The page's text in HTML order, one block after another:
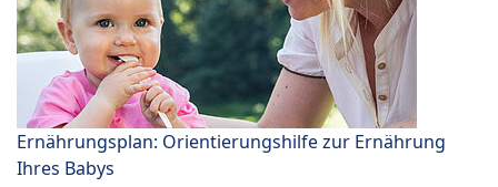
Ernährungsplan: Orientierungshilfe zur Ernährung
Ihres Babys